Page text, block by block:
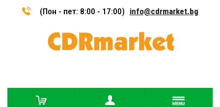
(Пон - пет: 8:00 - 17:00) info@cdrmarket.bg